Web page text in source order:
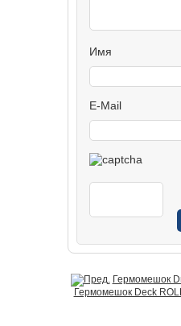
Имя
E-Mail
Гермомешок
Гермомешок Deck